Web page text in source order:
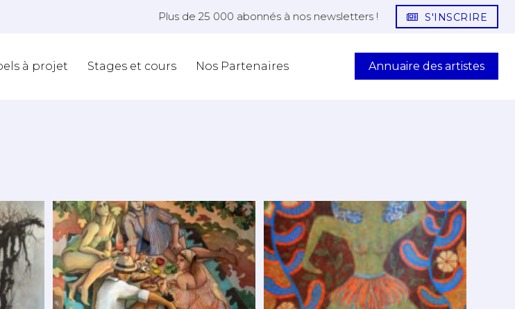
Plus de 25 000 abonnés à nos newsletters ! S'INSCRIRE
à projet Stages et cours Nos Partenaires Annuaire des artistes